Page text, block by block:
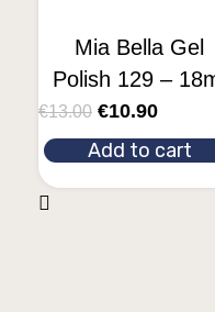
Mia Bella Gel
Polish 129 –
€13.00 €10.90
Add to cart